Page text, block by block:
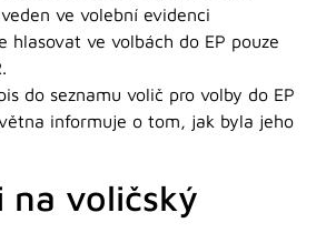
ve volební evidenci
hlasovat ve volbách do EP pouze
do seznamu volič pro volby do EP
informuje o tom, jak byla jeho
na voličský